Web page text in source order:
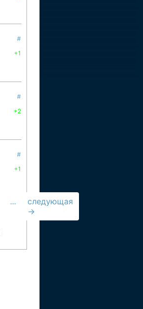
#
+1
#
+2
#
+1
...
следующая
→